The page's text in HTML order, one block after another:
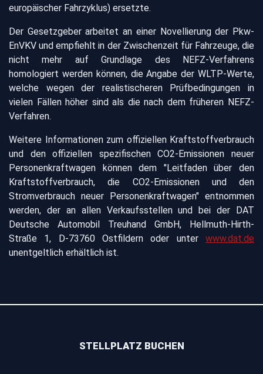
europäischer Fahrzyklus) ersetzte.
Der Gesetzgeber arbeitet an einer Novellierung der Pkw-
EnVKV und empfiehlt in der Zwischenzeit für Fahrzeuge, die
nicht mehr auf Grundlage des NEFZ-Verfahrens
homologiert werden können, die Angabe der WLTP-Werte,
welche wegen der realistischeren Prüfbedingungen in
vielen Fällen höher sind als die nach dem früheren NEFZ-
Verfahren.
Weitere Informationen zum offiziellen Kraftstoffverbrauch
und den offiziellen spezifischen CO2-Emissionen neuer
Personenkraftwagen können dem "Leitfaden über den
Kraftstoffverbrauch, die CO2-Emissionen und den
Stromverbrauch neuer Personenkraftwagen" entnommen
werden, der an allen Verkaufsstellen und bei der DAT
Deutsche Automobil Treuhand GmbH, Hellmuth-Hirth-
Straße 1, D-73760 Ostfildern oder unter www.dat.de
unentgeltlich erhältlich ist.
STELLPLATZ BUCHEN